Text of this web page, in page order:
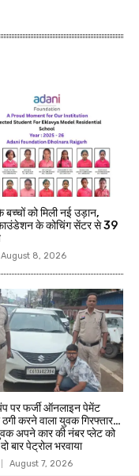
बच्चों को मिली नई उड़ान,
के कोचिंग सेंटर से 39
August 8, 2026
पर फर्जी ऑनलाइन पेमेंट
करने वाला युवक गिरफ्तार…
अपने कार की नंबर प्लेट को
बार पेट्रोल भरवाया
August 7, 2026